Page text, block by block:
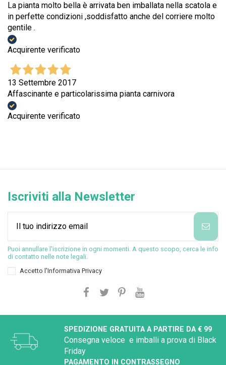
La pianta molto bella è arrivata ben imballata nella scatola e
in perfette condizioni ,soddisfatto anche del corriere molto
gentile .
Acquirente verificato
13 Settembre 2017
Affascinante e particolarissima pianta carnivora
Acquirente verificato
Iscriviti alla Newsletter
Puoi annullare l'iscrizione in ogni momenti. A questo scopo, cerca le info
di contatto nelle note legali.
Accetto l'Informativa Privacy
SPEDIZIONE GRATUITA A PARTIRE DA € 99
Consegna veloce e imballi a prova di Black
Friday
PAGAMENTO IN CONTRASSEGNO